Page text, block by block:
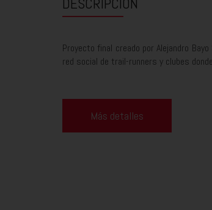
Proyecto final creado por Alejandro
red social de trail-runners y clubes
Más detalles